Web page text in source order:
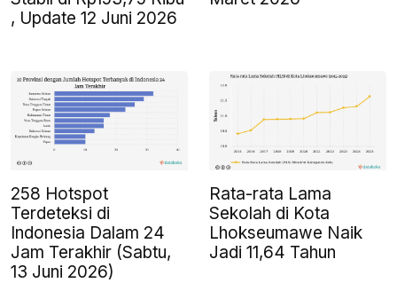
, Update 12 Juni 2026
258 Hotspot
Terdeteksi di
Indonesia Dalam 24
Jam Terakhir (Sabtu,
13 Juni 2026)
Rata-rata Lama
Sekolah di Kota
Lhokseumawe Naik
Jadi 11,64 Tahun